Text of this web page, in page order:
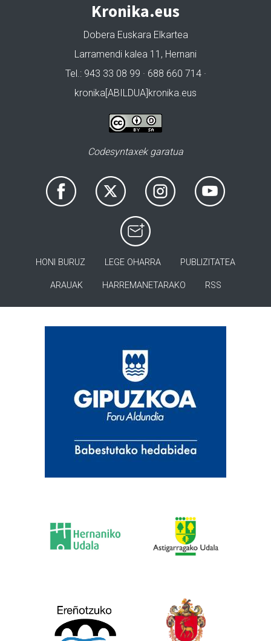
Kronika.eus
Dobera Euskara Elkartea
Larramendi kalea 11, Hernani
Tel.: 943 33 08 99 · 688 660 714 ·
kronika[ABILDUA]kronika.eus
Codesyntaxek garatua
HONI BURUZ LEGE OHARRA PUBLIZITATEA
ARAUAK HARREMANETARAKO RSS